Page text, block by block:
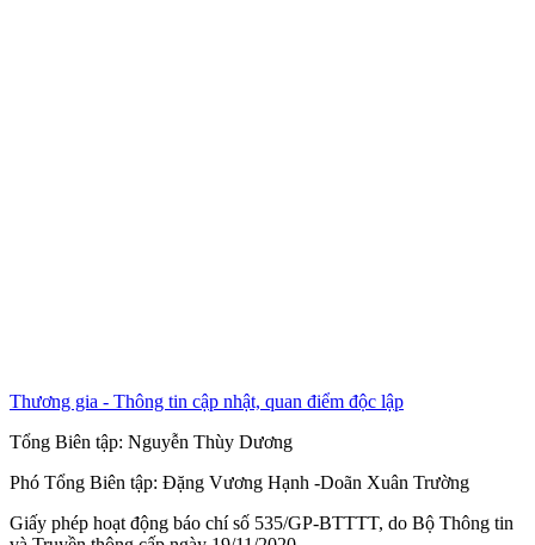
Thương gia - Thông tin cập nhật, quan điểm độc lập
Tổng Biên tập: Nguyễn Thùy Dương
Phó Tổng Biên tập: Đặng Vương Hạnh -Doãn Xuân Trường
Giấy phép hoạt động báo chí số 535/GP-BTTTT, do Bộ Thông tin